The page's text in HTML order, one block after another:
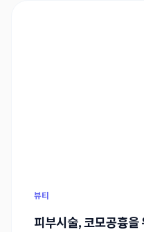
뷰티
피부시술, 코모공흉을